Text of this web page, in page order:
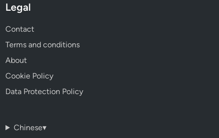
Legal
Contact
Terms and conditions
About
Cookie Policy
Data Protection Policy
Chinese▾